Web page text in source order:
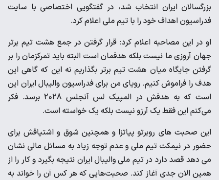
بزرگسالان ایران انتخاب شد، در گفتگویی اختصاصی با سایت
فدراسیون اهداف خود را با تیم ملی اعلام کرد.
او در این مصاحبه اعلام کرد: قرار گرفتن در جمع هشت تیم برتر
جهان آروزی ما نیست بلکه هدفمان است البته باید تمرکزمان را بر
گرفتن جایگاه میان هشت تیم برتر بگذاریم نه این که گاهی این
هدف را فراموش کنیم. رویای من برای فدراسیون والیبال ایران این
است که به هدفش در المپیک لس آنجلس 2028 برسد. فکر
می‌کنم این فقط یک آرزو نیست بلکه یک خواسته است.
این صحبت های روبرتو پیاتزا و همچنین شوق و اشتیاقش برای
حضور در نیمکت تیم ملی و عدم توجه زیاد به مسائل مالی نشان
می دهد قصد دارد در تیم ملی والیبال ایران نتیجه بگیرد و کار را از
همین الان جدی آغاز کند. صحبت‌هایی که هر کس آن را خواند به